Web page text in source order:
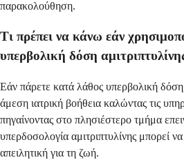
παρακολούθηση.
Τι πρέπει να κάνω εάν
υπερβολική δόση
Εάν πάρετε κατά λάθος υπερβολική δόση
άμεση ιατρική βοήθεια καλώντας τις
πηγαίνοντας στο πλησιέστερο τμήμα
υπερδοσολογία αμιτριπτυλίνης μπορεί
απειλητική για τη ζωή.